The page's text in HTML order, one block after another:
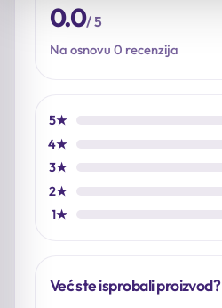
0.0/ 5
Na osnovu 0 recenzija
5★
4★
3★
2★
1★
Već ste isprobali proizvod?